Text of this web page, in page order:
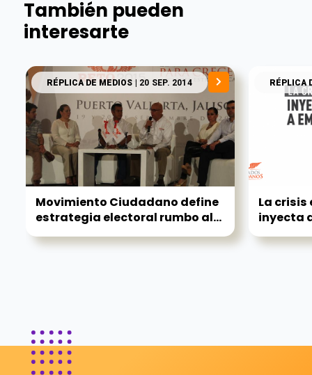
También pueden
interesarte
RÉPLICA DE MEDIOS | 20 SEP. 2014
Movimiento Ciudadano define
estrategia electoral rumbo al...
RÉPLICA
La crisis
inyecta